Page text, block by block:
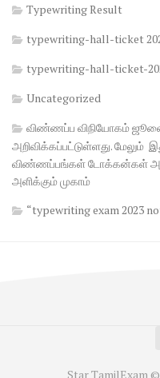
Typewriting Result
typewriting-hall-ticket
typewriting-hall-ticket-
Uncategorized
விண்ணப்ப விநியோகம்
அறிவிக்கப்பட்டுள்ளது. மேலும்
விண்ணப்பங்கள் டோக்கன்கள்
அளிக்கும் முகாம்
“typewriting exam 2023
Star TamilExam